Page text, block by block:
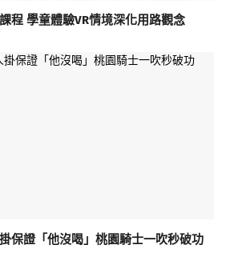
程 學童體驗VR情境深化用路觀念
保證「他沒喝」桃園騎士一吹秒破功